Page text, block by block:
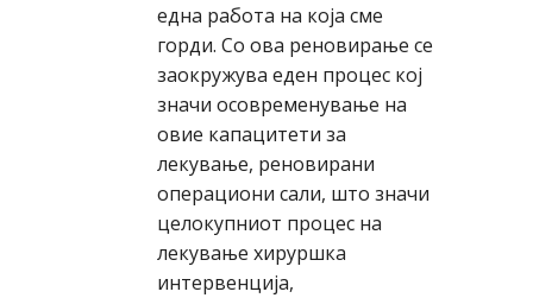
една работа на која сме
горди. Со ова реновирање се
заокружува еден процес кој
значи осовременување на
овие капацитети за
лекување, реновирани
операциони сали, што значи
целокупниот процес на
лекување хируршка
интервенција,